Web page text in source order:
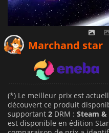
Marchand star
(*) Le meilleur prix est
découvert ce produit
supportant 2 DRM : Steam
est disponible en édition